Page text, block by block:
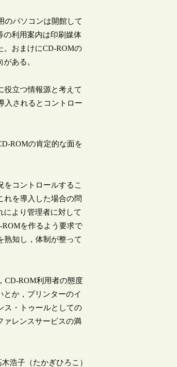
のパソコンは開館して
の利用案内は印刷媒体
。おまけにCD-ROMの
ある。
役立つ情報源と考えて
入されるとコントロー
ROMの肯定的な面を
をコントロールするこ
れを導入した場合の問
により管理者に対して
を作るよう要求で
熟知し，体制が整って
CD-ROM利用者の態度
か，プリンターのイ
ス・トゥールとしての
ァレンスサービスの満
木浩子（たかぎひろこ）